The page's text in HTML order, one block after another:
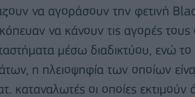
να αγοράσουν την φετινή
να κάνουν τις αγορές
μέσω διαδικτύου, ενώ
η πλειοψηφία των οποίων
καταναλωτές οι οποίες εκτιμούν